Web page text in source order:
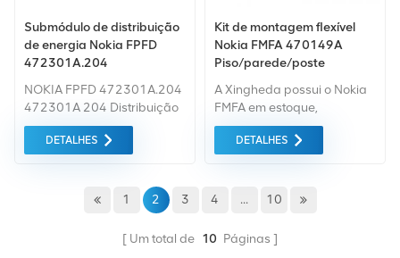
Submódulo de distribuição
de energia Nokia FPFD
472301A.204
NOKIA FPFD 472301A.204
472301A 204 Distribuição
de energia O submódulo
pode ser fornecido pela
preço baixo, prazo de
DETALHES
Kit de montagem flexível
Nokia FMFA 470149A
Piso/parede/poste
A Xingheda possui o Nokia
FMFA em estoque,
juntamente com uma ampla
gama de equipamentos de
DETALHES
1 2 3 4 ... 10
Um total de 10 Páginas